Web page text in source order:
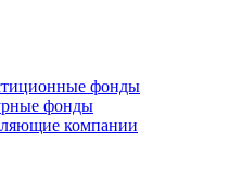
фонды
фонды
компании